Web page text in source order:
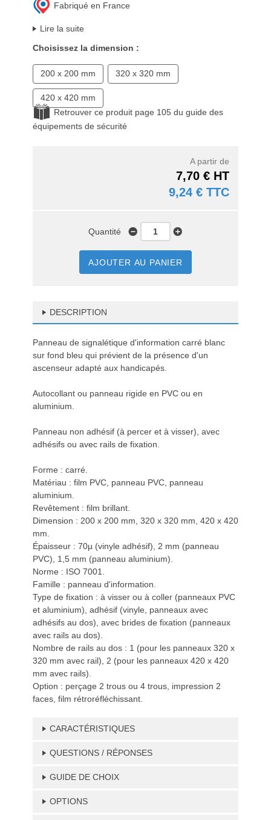
Fabriqué en France
Lire la suite
Choisissez la dimension :
200 x 200 mm 320 x 320 mm
420 x 420 mm
Retrouver ce produit page 105 du guide des
équipements de sécurité
A partir de
7,70 € HT
9,24 € TTC
Quantité
AJOUTER AU PANIER
DESCRIPTION
Panneau de signalétique d'information carré blanc
sur fond bleu qui prévient de la présence d'un
ascenseur adapté aux handicapés.
Autocollant ou panneau rigide en PVC ou en
aluminium.
Panneau non adhésif (à percer et à visser), avec
adhésifs ou avec rails de fixation.
Forme : carré.
Matériau : film PVC, panneau PVC, panneau
aluminium.
Revêtement : film brillant.
Dimension : 200 x 200 mm, 320 x 320 mm, 420 x 420
mm.
Épaisseur : 70µ (vinyle adhésif), 2 mm (panneau
PVC), 1,5 mm (panneau aluminium).
Norme : ISO 7001.
Famille : panneau d'information.
Type de fixation : à visser ou à coller (panneaux PVC
et aluminium), adhésif (vinyle, panneaux avec
adhésifs au dos), avec brides de fixation (panneaux
avec rails au dos).
Nombre de rails au dos : 1 (pour les panneaux 320 x
320 mm avec rail), 2 (pour les panneaux 420 x 420
mm avec rails).
Option : perçage 2 trous ou 4 trous, impression 2
faces, film rétroréfléchissant.
CARACTÉRISTIQUES
QUESTIONS / RÉPONSES
GUIDE DE CHOIX
OPTIONS